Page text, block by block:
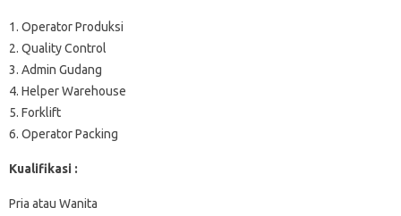
1. Operator Produksi
2. Quality Control
3. Admin Gudang
4. Helper Warehouse
5. Forklift
6. Operator Packing
Kualifikasi :
Pria atau Wanita